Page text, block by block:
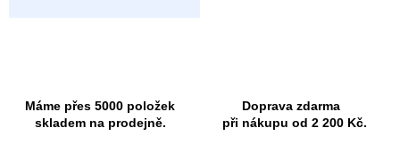
Máme přes 5000 položek
skladem na prodejně.
Doprava zdarma
při nákupu od 2 200 Kč.